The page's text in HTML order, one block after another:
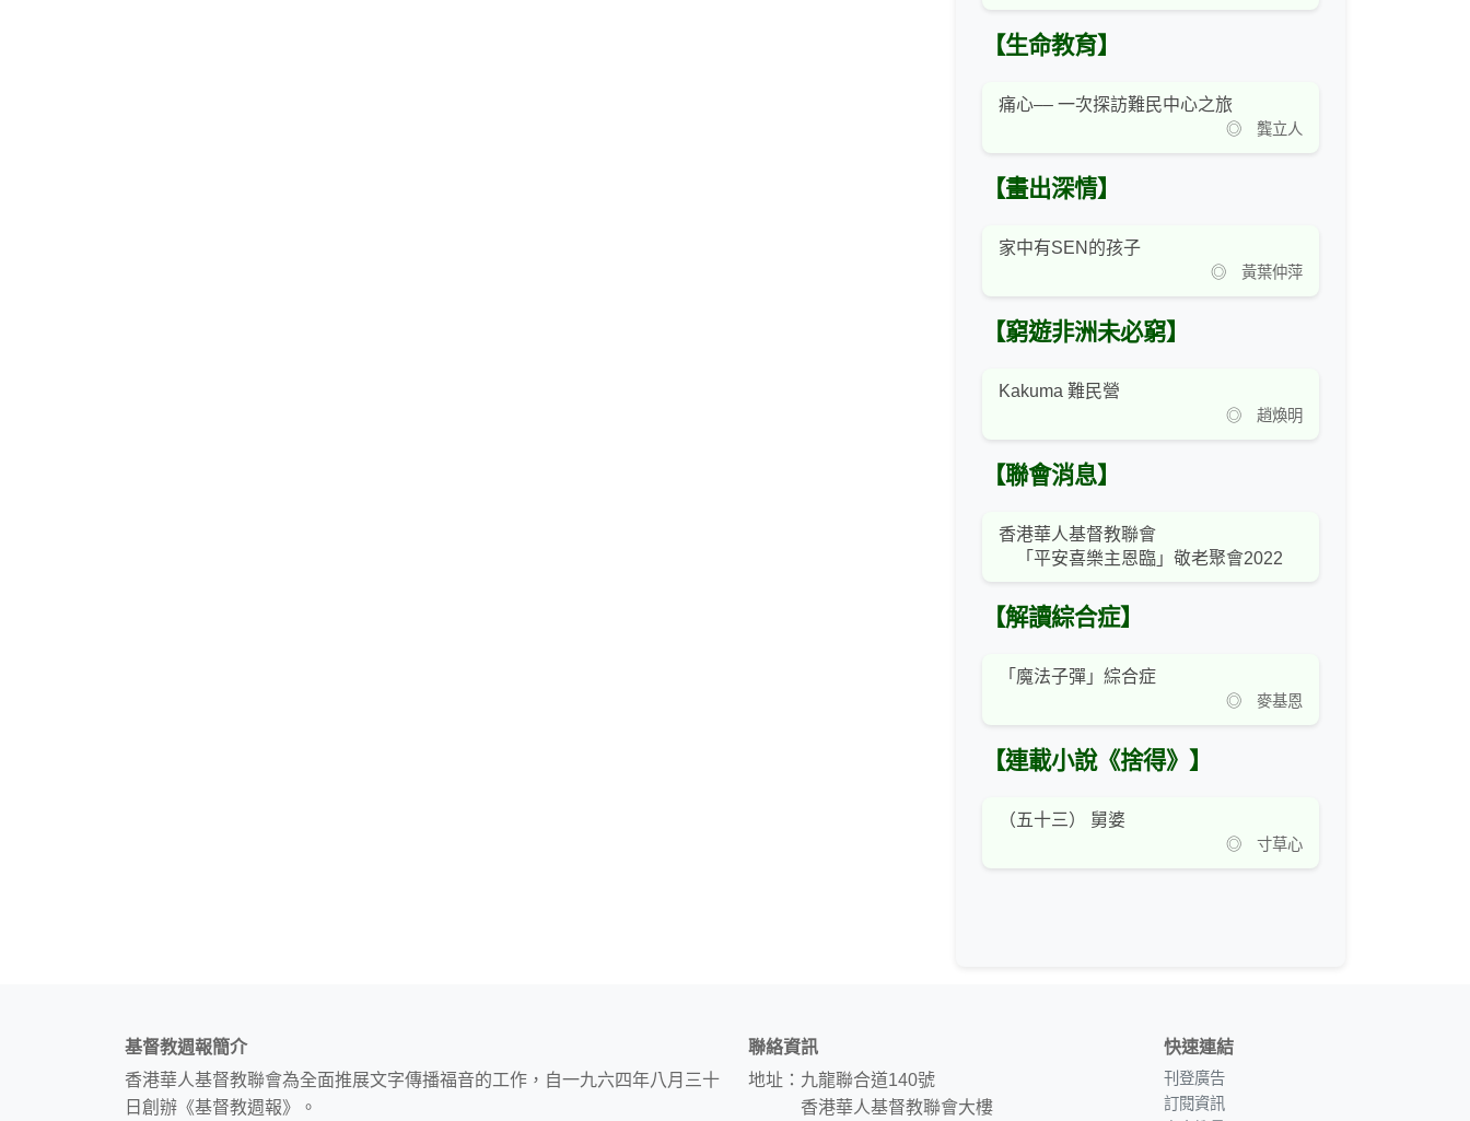
【生命教育】
痛心–– 一次探訪難民中心之旅
◎ 龔立人
【畫出深情】
家中有SEN的孩子
◎ 黃葉仲萍
【窮遊非洲未必窮】
Kakuma 難民營
◎ 趙煥明
【聯會消息】
香港華人基督教聯會
「平安喜樂主恩臨」敬老聚會2022
【解讀綜合症】
「魔法子彈」綜合症
◎ 麥基恩
【連載小說《捨得》】
（五十三） 舅婆
◎ 寸草心
基督教週報簡介
香港華人基督教聯會為全面推展文字傳播福音的工作，自一九六四年八月三十
日創辦《基督教週報》。
聯絡資訊
地址：九龍聯合道140號
香港華人基督教聯會大樓
快速連結
刊登廣告
訂閱資訊